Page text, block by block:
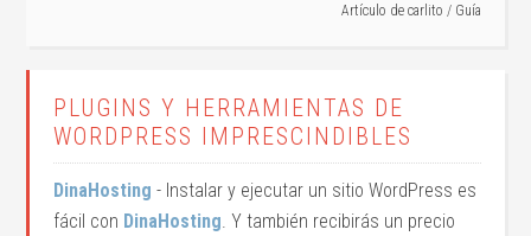
Artículo de carlito / Guía
PLUGINS Y HERRAMIENTAS DE
WORDPRESS IMPRESCINDIBLES
DinaHosting - Instalar y ejecutar un sitio WordPress es
fácil con DinaHosting. Y también recibirás un precio